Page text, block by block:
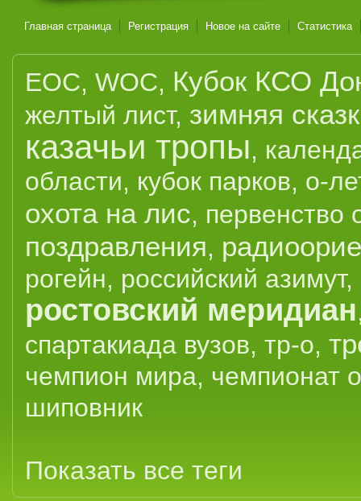
Главная страница Регистрация Новое на сайте Статистика
EOC, WOC, Кубок КСО
желтый лист, зимняя
казачьи тропы,
области, кубок парков, о-
охота на лис, первенство
поздравления,
рогейн, российский азимут,
ростовский меридиан
спартакиада вузов, тр-о,
чемпион мира, чемпионат
шиповник
Показать все теги